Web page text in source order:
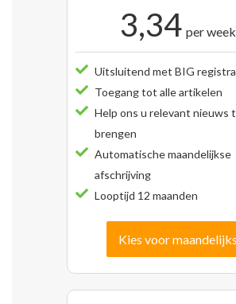
3,34 per week
Uitsluitend met BIG
Toegang tot alle artikelen
Help ons u relevant nieuws
brengen
Automatische maandelijkse
afschrijving
Looptijd 12 maanden
Kies voor maandelijks